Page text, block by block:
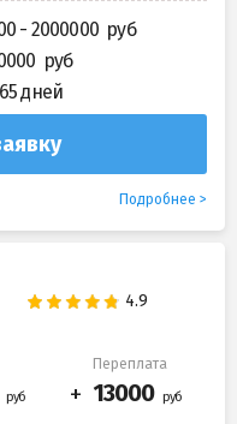
- 2000000
дней
Подробнее
Переплата